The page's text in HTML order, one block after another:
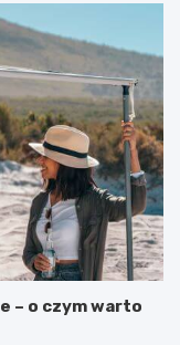
– o czym warto